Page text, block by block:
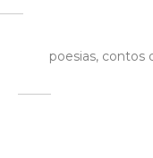
poesias, contos